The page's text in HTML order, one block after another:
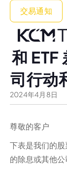
交易通知
和 ETF
司行动
2024年4 月 8日
尊敬的客户
下表是我们的
的除息或其他公